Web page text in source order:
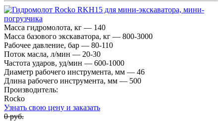
Масса гидромолота, кг — 140
Масса базового экскаватора, кг — 800-3000
Рабочее давление, бар — 80-110
Поток масла, л/мин — 20-30
Частота ударов, уд/мин — 600-1000
Диаметр рабочего инструмента, мм — 46
Длина рабочего инструмента, мм — 500
Производитель:
Rocko
Узнать свою цену и заказать
0 руб.